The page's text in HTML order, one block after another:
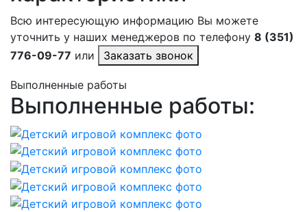
Всю интересующую информацию Вы можете
уточнить у наших менеджеров по телефону 8 (351)
776-09-77 или Заказать звонок
Выполненные работы
Выполненные работы: